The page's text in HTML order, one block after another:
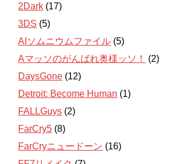
2Dark (17)
3DS (5)
AIソムニウムファイル (5)
Aマッソのがんばれ奥様ッソ！
(2)
DaysGone (12)
Detroit: Become Human (1)
FALLGuys (2)
FarCry5 (8)
FarCryニュードーン (16)